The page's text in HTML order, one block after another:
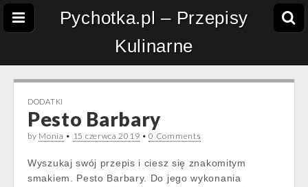
Pychotka.pl – Przepisy
Kulinarne
DODATKI
Pesto Barbary
by Monia • 15 czerwca 2019 •0 Comments
Wyszukaj swój przepis i ciesz się znakomitym
smakiem. Pesto Barbary. Do jego wykonania